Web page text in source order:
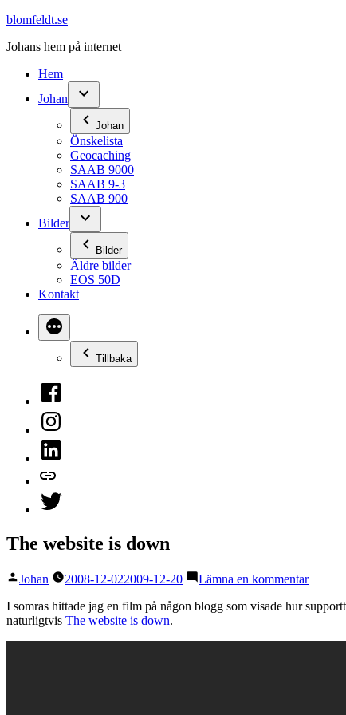
Hoppa
innehåll
blomfeldt.se
Johans hem på internet
Hem
Johan
Johan
Önskelista
Geocaching
SAAB 9000
SAAB 9-3
SAAB 900
Bilder
Bilder
Äldre bilder
EOS 50D
Kontakt
Tillbaka
Facebook
Instagram
LinkedIn
Mastodon
Twitter
The website is down
Publicerat
Johan 2008-12-022009-12-20 Lämna en kommentartill
website
I somras hittade jag en film på någon blogg som visade hur
naturligtvis The website is down.